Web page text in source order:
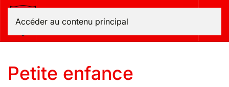
Accéder au contenu principal
Bas-Intyamon
Petite enfance